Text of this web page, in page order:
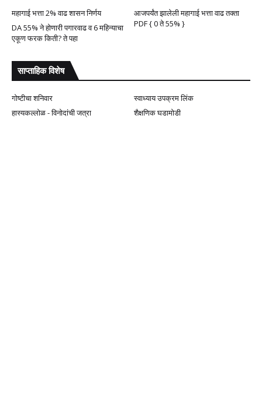
महागाई भत्ता 2% वाढ शासन निर्णय
आजपर्यंत झालेली महागाई भत्ता वाढ तक्ता
PDF { 0 ते 55% }
DA 55% ने होणारी पगारवाढ व 6 महिन्याचा
एकूण फरक किती? ते पहा
साप्ताहिक विशेष
गोष्टीचा शनिवार
स्वाध्याय उपक्रम लिंक
हास्यकल्लोळ - विनोदांची जत्रा
शैक्षणिक घडामोडी